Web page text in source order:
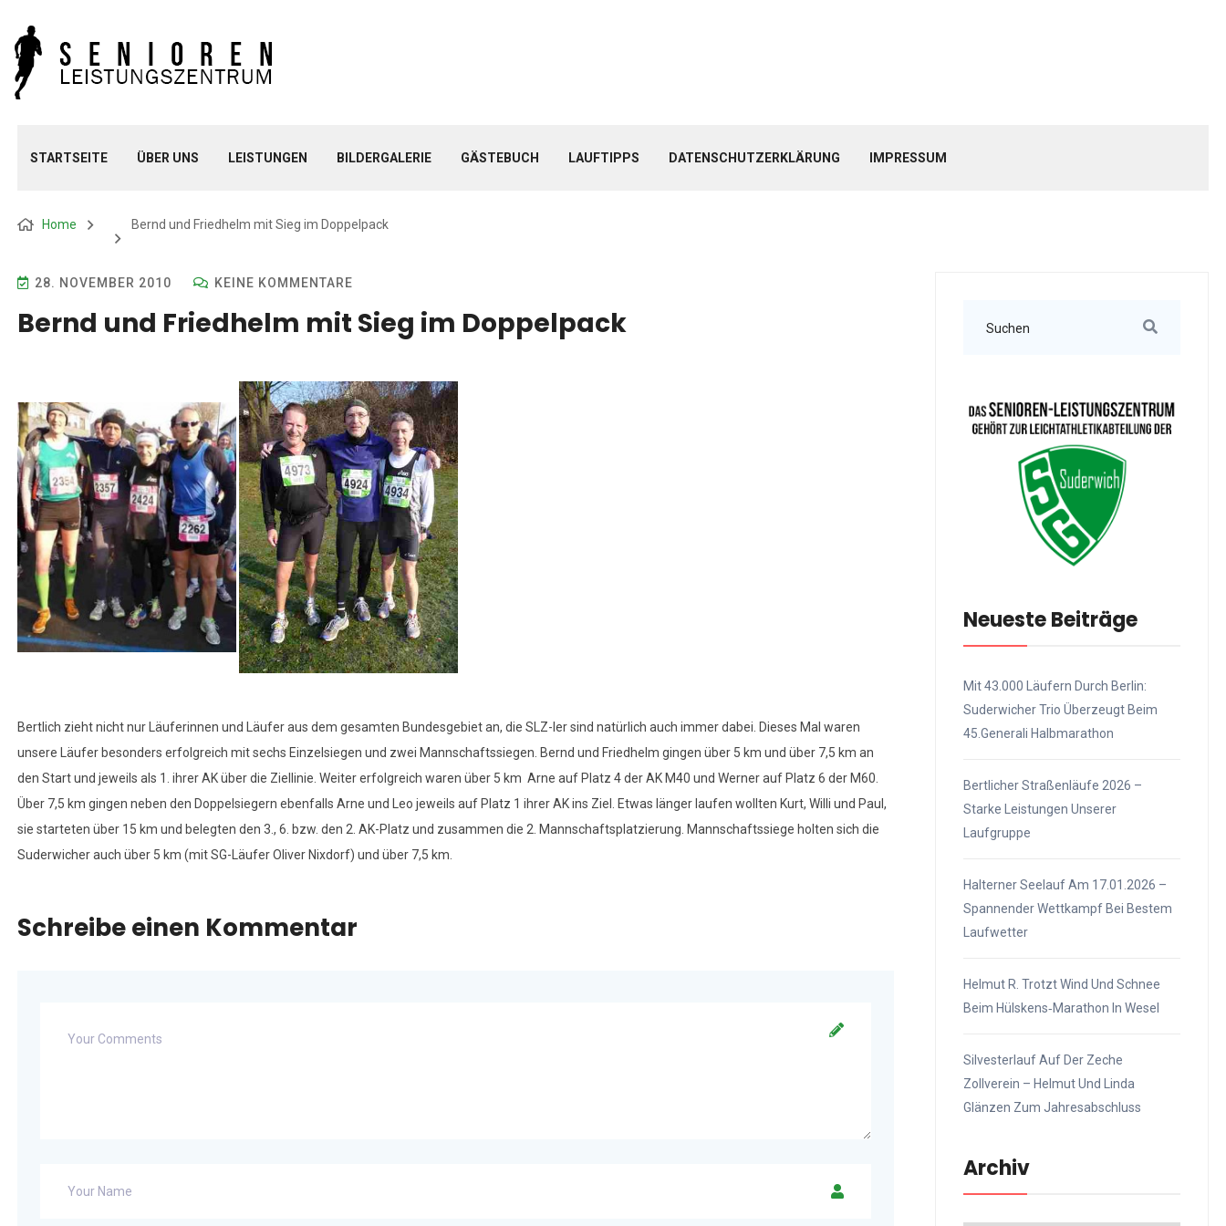
STARTSEITE ÜBER UNS LEISTUNGEN BILDERGALERIE GÄSTEBUCH LAUFTIPPS DATENSCHUTZERKLÄRUNG IMPRESSUM
Home Bernd und Friedhelm mit Sieg im Doppelpack
28. NOVEMBER 2010 KEINE KOMMENTARE
Bernd und Friedhelm mit Sieg im Doppelpack
Bertlich zieht nicht nur Läuferinnen und Läufer aus dem gesamten Bundesgebiet an, die SLZ-ler sind natürlich auch immer dabei. Dieses Mal waren
unsere Läufer besonders erfolgreich mit sechs Einzelsiegen und zwei Mannschaftssiegen. Bernd und Friedhelm gingen über 5 km und über 7,5 km an
den Start und jeweils als 1. ihrer AK über die Ziellinie. Weiter erfolgreich waren über 5 km Arne auf Platz 4 der AK M40 und Werner auf Platz 6 der M60.
Über 7,5 km gingen neben den Doppelsiegern ebenfalls Arne und Leo jeweils auf Platz 1 ihrer AK ins Ziel. Etwas länger laufen wollten Kurt, Willi und Paul,
sie starteten über 15 km und belegten den 3., 6. bzw. den 2. AK-Platz und zusammen die 2. Mannschaftsplatzierung. Mannschaftssiege holten sich die
Suderwicher auch über 5 km (mit SG-Läufer Oliver Nixdorf) und über 7,5 km.
Schreibe einen Kommentar
Neueste Beiträge
Mit 43.000 Läufern Durch Berlin:
Suderwicher Trio Überzeugt Beim
45.Generali Halbmarathon
Bertlicher Straßenläufe 2026 –
Starke Leistungen Unserer
Laufgruppe
Halterner Seelauf Am 17.01.2026 –
Spannender Wettkampf Bei Bestem
Laufwetter
Helmut R. Trotzt Wind Und Schnee
Beim Hülskens‑Marathon In Wesel
Silvesterlauf Auf Der Zeche
Zollverein – Helmut Und Linda
Glänzen Zum Jahresabschluss
Archiv